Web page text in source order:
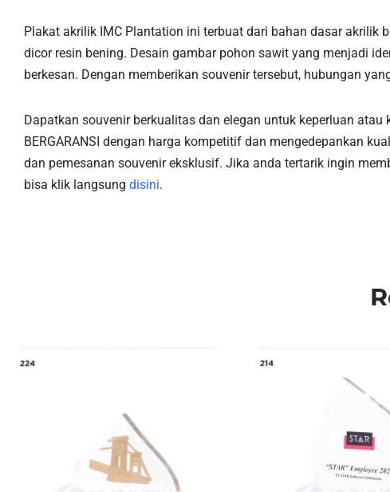
Plakat akrilik IMC Plantation ini terbuat dari bahan dasar
dicor resin bening. Desain gambar pohon sawit yang menjadi
berkesan. Dengan memberikan souvenir tersebut, hubungan
Dapatkan souvenir berkualitas dan elegan untuk keperluan
BERGARANSI dengan harga kompetitif dan mengedepankan
dan pemesanan souvenir eksklusif. Jika anda tertarik ingin
bisa klik langsung disini.